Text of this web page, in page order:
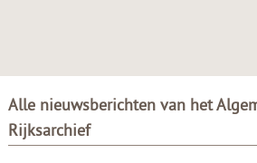
Alle nieuwsberichten van het
Rijksarchief